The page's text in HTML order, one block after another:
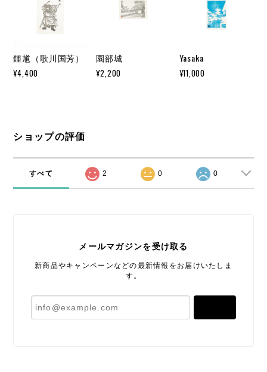
鍾馗（歌川国芳）
¥4,400
園部城
¥2,200
Yasaka
¥11,000
ショップの評価
すべて 2 0 0
メールマガジンを受け取る
新商品やキャンペーンなどの最新情報をお届けいたしま
す。